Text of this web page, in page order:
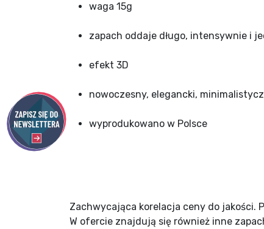
waga 15g
zapach oddaje długo, intensywnie i
efekt 3D
nowoczesny, elegancki,
wyprodukowano w Polsce
Zachwycająca korelacja ceny do jakości.
W ofercie znajdują się również inne